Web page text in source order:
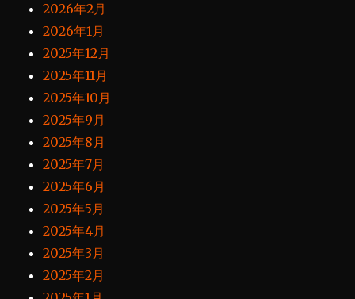
2026年2月
2026年1月
2025年12月
2025年11月
2025年10月
2025年9月
2025年8月
2025年7月
2025年6月
2025年5月
2025年4月
2025年3月
2025年2月